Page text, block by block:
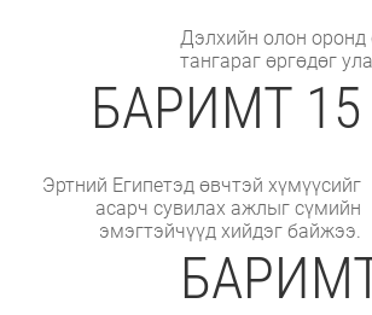
Дэлхийн олон оронд
тангараг өргөдөг
БАРИМТ 15
Эртний Египетэд өвчтэй хүмүүсийг
асарч сувилах ажлыг сүмийн
эмэгтэйчүүд хийдэг байжээ.